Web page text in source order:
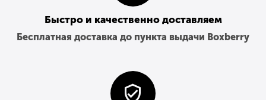
Быстро и качественно доставляем
Бесплатная доставка до пункта выдачи Boxberry